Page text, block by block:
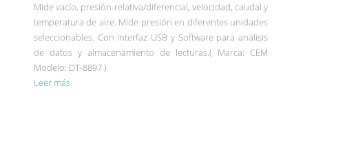
Mide vacío, presión relativa/diferencial, velocidad, caudal y
temperatura de aire. Mide presión en diferentes unidades
seleccionables. Con interfaz USB y Software para análisis
de datos y almacenamiento de lecturas.( Marca: CEM
Modelo: DT-8897 )
Leer más